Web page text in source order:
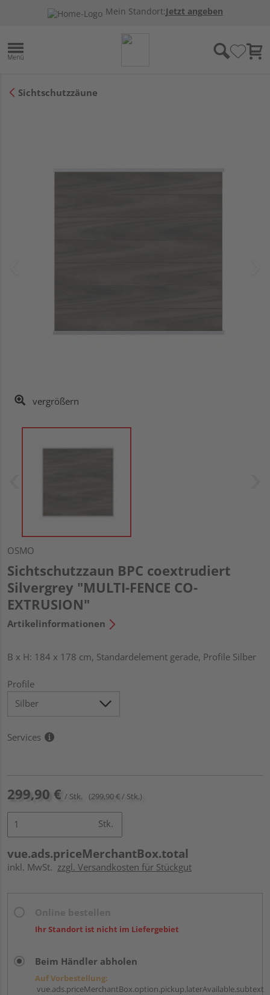
Mein Standort:Jetzt angeben
Sichtschutzzäune
vergrößern
OSMO
Sichtschutzzaun BPC coextrudiert
Silvergrey "MULTI-FENCE CO-
EXTRUSION"
Artikelinformationen
B x H: 184 x 178 cm, Standardelement gerade, Profile Silber
Profile
Services
299,90 € / Stk. (299,90 € / Stk.)
Stk.
vue.ads.priceMerchantBox.total
inkl. MwSt. zzgl. Versandkosten für Stückgut
Ihr Standort ist nicht im Liefergebiet
Beim Händler abholen
Auf Vorbestellung:
vue.ads.priceMerchantBox.option.pickup.laterAvailable.subtext